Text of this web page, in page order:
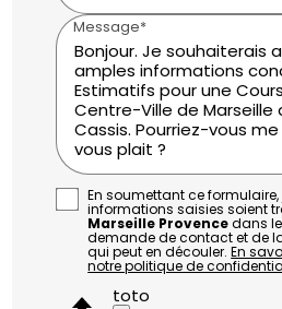
Message*
En soumettant ce
informations saisies soient
Marseille Provencedans
demande de contact et de
qui peut en découler.En
notre politique de
toto